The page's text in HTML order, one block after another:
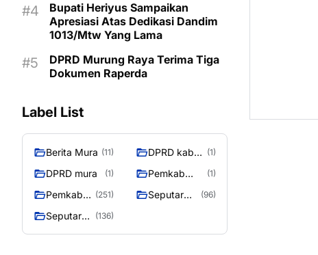
Bupati Heriyus Sampaikan
Apresiasi Atas Dedikasi Dandim
1013/Mtw Yang Lama
DPRD Murung Raya Terima Tiga
Dokumen Raperda
Label List
Berita Mura (11)
DPRD kab
(1)
DPRD mura (1)
Pemkab
Murung raya
(1)
Pemkab
Raya
(251)
Seputar
Raya
(96)
Seputar
(136)